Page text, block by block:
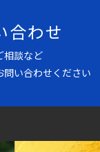
合わせ
相談など
問い合わせください